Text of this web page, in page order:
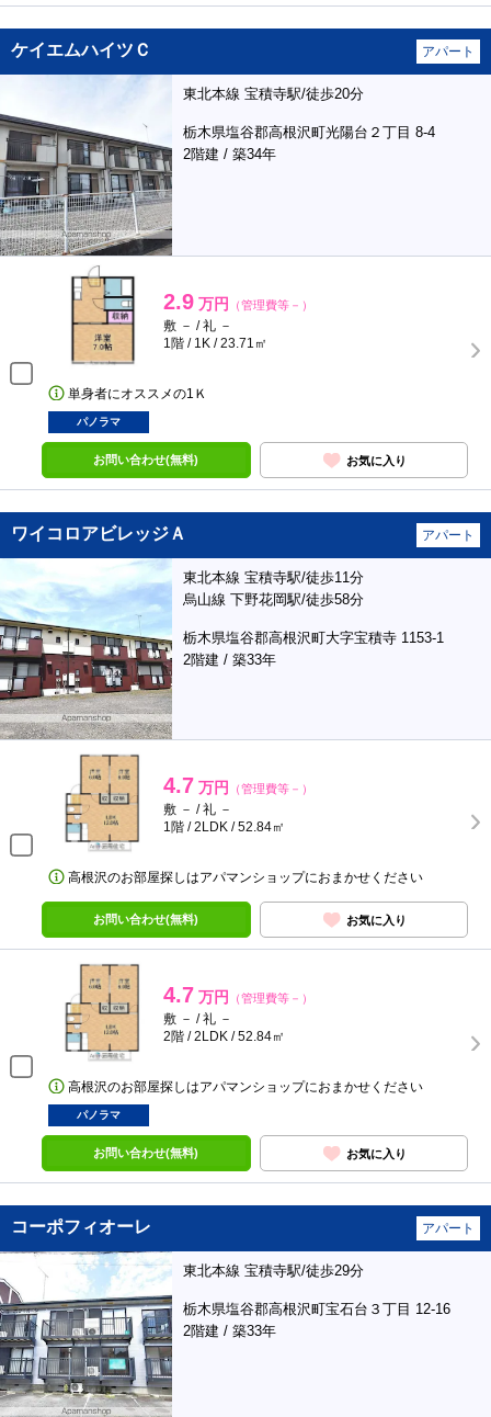
ケイエムハイツＣ アパート
東北本線 宝積寺駅/徒歩20分
栃木県塩谷郡高根沢町光陽台２丁目 8-4
2階建 / 築34年
2.9 万円 （管理費等－）
敷 － / 礼 －
1階 / 1K / 23.71㎡
単身者にオススメの1Ｋ
パノラマ
お問い合わせ(無料) お気に入り
ワイコロアビレッジＡ アパート
東北本線 宝積寺駅/徒歩11分
烏山線 下野花岡駅/徒歩58分
栃木県塩谷郡高根沢町大字宝積寺 1153-1
2階建 / 築33年
4.7 万円 （管理費等－）
敷 － / 礼 －
1階 / 2LDK / 52.84㎡
高根沢のお部屋探しはアパマンショップにおまかせください
お問い合わせ(無料) お気に入り
4.7 万円 （管理費等－）
敷 － / 礼 －
2階 / 2LDK / 52.84㎡
高根沢のお部屋探しはアパマンショップにおまかせください
パノラマ
お問い合わせ(無料) お気に入り
コーポフィオーレ アパート
東北本線 宝積寺駅/徒歩29分
栃木県塩谷郡高根沢町宝石台３丁目 12-16
2階建 / 築33年